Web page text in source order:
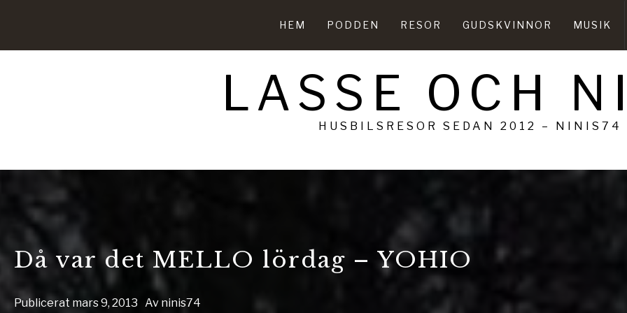
HEM PODDEN RESOR GUDSKVINNOR MUSIK
LASSE OCH
HUSBILSRESOR SEDAN 2012 – NINIS74
Då var det MELLO lördag – YOHIO
Publicerat mars 9, 2013 Av ninis74